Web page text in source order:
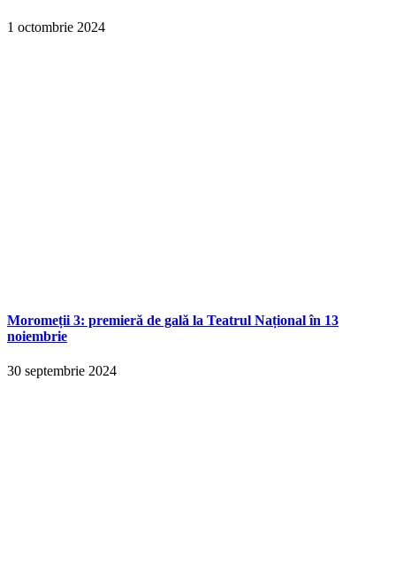
1 octombrie 2024
Moromeții 3: premieră de gală la Teatrul Național în 13
noiembrie
30 septembrie 2024